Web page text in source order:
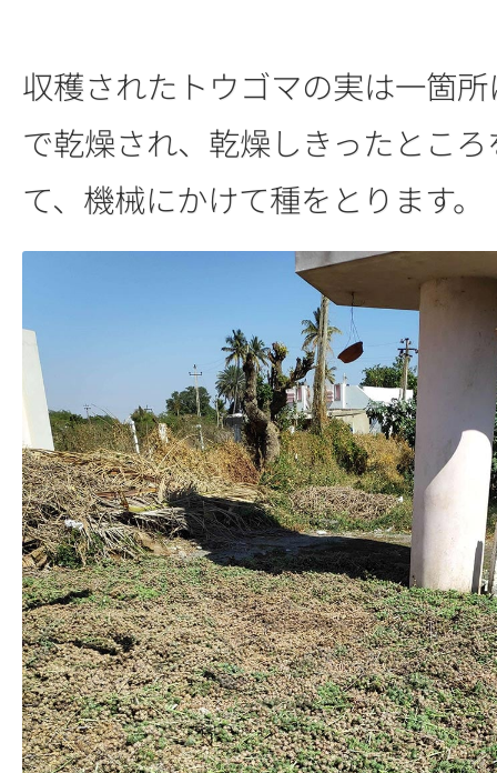
収穫されたトウゴマの実は一箇
で乾燥され、乾燥しきったとこ
て、機械にかけて種をとります。